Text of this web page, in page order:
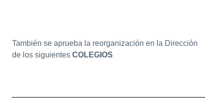
También se aprueba la reorganización en la Dirección
de los siguientes COLEGIOS